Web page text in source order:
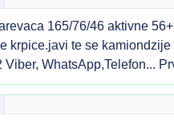
165/76/46 aktivne
te se
WhatsApp,Telefon...